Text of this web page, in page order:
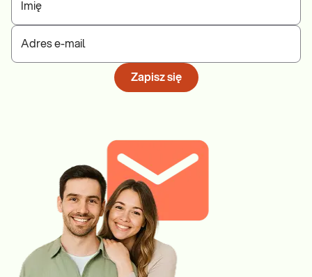
Imię
Adres e-mail
Zapisz się